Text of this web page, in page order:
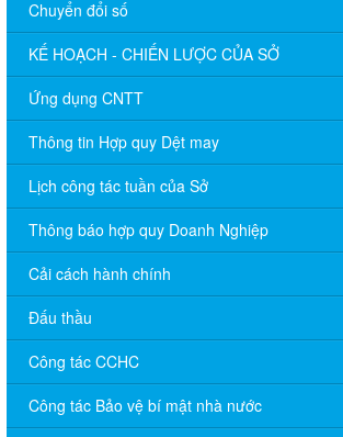
Chuyển đổi số
KẾ HOẠCH - CHIẾN LƯỢC CỦA SỞ
Ứng dụng CNTT
Thông tin Hợp quy Dệt may
Lịch công tác tuần của Sở
Thông báo hợp quy Doanh Nghiệp
Cải cách hành chính
Đấu thầu
Công tác CCHC
Công tác Bảo vệ bí mật nhà nước